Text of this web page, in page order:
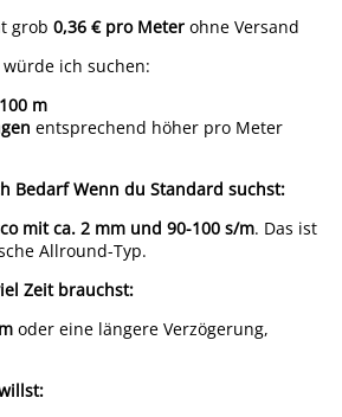
grob 0,36 € pro Meter ohne Versand
ich suchen:
m
entsprechend höher pro Meter
Bedarf Wenn du Standard suchst:
mit ca. 2 mm und 90-100 s/m. Das ist
Allround-Typ.
Zeit brauchst:
oder eine längere Verzögerung,